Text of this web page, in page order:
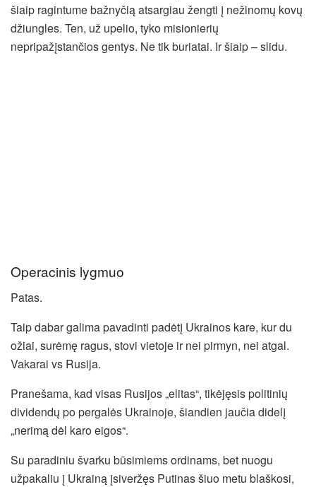
šiaip ragintume bažnyčią atsargiau žengti į nežinomų kovų
džiungles. Ten, už upelio, tyko misionierių
nepripažįstančios gentys. Ne tik buriatai. Ir šiaip – slidu.
Operacinis lygmuo
Patas.
Taip dabar galima pavadinti padėtį Ukrainos kare, kur du
ožiai, surėmę ragus, stovi vietoje ir nei pirmyn, nei atgal.
Vakarai vs Rusija.
Pranešama, kad visas Rusijos „elitas“, tikėjęsis politinių
dividendų po pergalės Ukrainoje, šiandien jaučia didelį
„nerimą dėl karo eigos“.
Su paradiniu švarku būsimiems ordinams, bet nuogu
užpakaliu į Ukrainą įsiveržęs Putinas šiuo metu blaškosi,